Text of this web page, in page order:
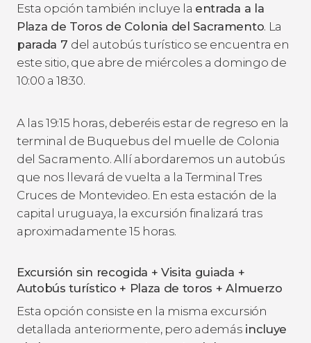
Esta opción también incluye la entrada a la
Plaza de Toros de Colonia del Sacramento. La
parada 7 del autobús turístico se encuentra en
este sitio, que abre de miércoles a domingo de
10:00 a 18:30.
A las 19:15 horas, deberéis estar de regreso en la
terminal de Buquebus del muelle de Colonia
del Sacramento. Allí abordaremos un autobús
que nos llevará de vuelta a la Terminal Tres
Cruces de Montevideo. En esta estación de la
capital uruguaya, la excursión finalizará tras
aproximadamente 15 horas.
Excursión sin recogida + Visita guiada +
Autobús turístico + Plaza de toros + Almuerzo
Esta opción consiste en la misma excursión
detallada anteriormente, pero además incluye